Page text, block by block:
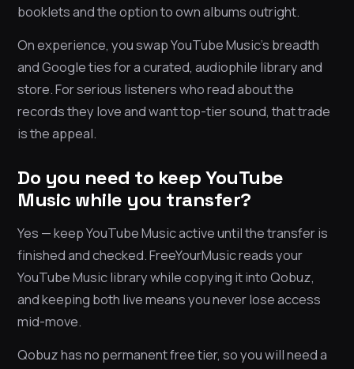
booklets and the option to own albums outright.
On experience, you swap YouTube Music’s breadth
and Google ties for a curated, audiophile library and
store. For serious listeners who read about the
records they love and want top-tier sound, that trade
is the appeal.
Do you need to keep YouTube
Music while you transfer?
Yes — keep YouTube Music active until the transfer is
finished and checked. FreeYourMusic reads your
YouTube Music library while copying it into Qobuz,
and keeping both live means you never lose access
mid-move.
Qobuz has no permanent free tier, so you will need a